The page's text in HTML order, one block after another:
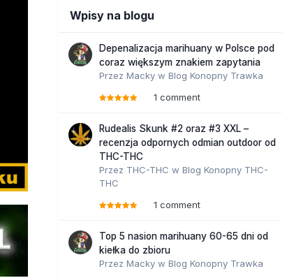
Wpisy na blogu
Depenalizacja marihuany w Polsce pod
coraz większym znakiem zapytania
Przez Macky w Blog Konopny Trawka
1 comment
Rudealis Skunk #2 oraz #3 XXL –
recenzja odpornych odmian outdoor od
THC-THC
Przez THC-THC w Blog Konopny THC-
THC
1 comment
Top 5 nasion marihuany 60-65 dni od
kiełka do zbioru
Przez Macky w Blog Konopny Trawka